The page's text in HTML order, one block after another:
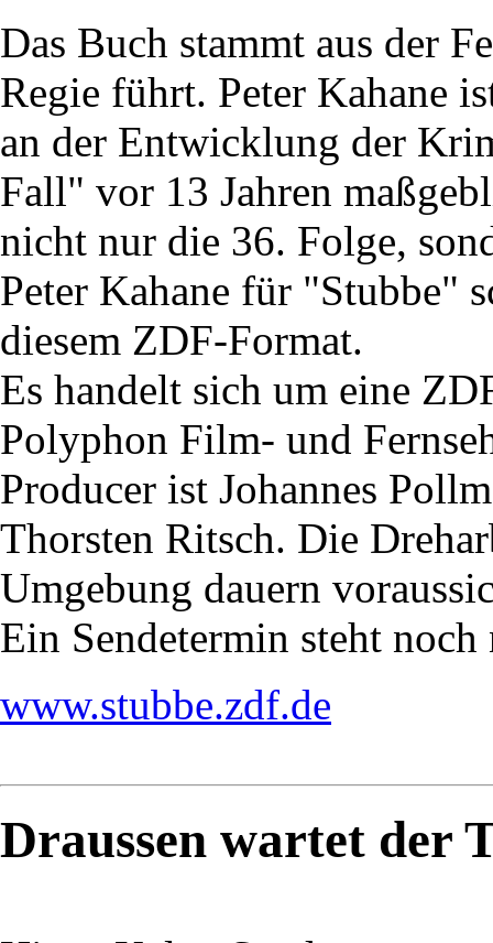
Das Buch stammt aus der
Regie führt. Peter Kahane
an der Entwicklung der
Fall" vor 13 Jahren
nicht nur die 36. Folge,
Peter Kahane für "Stubbe"
diesem ZDF-Format.
Es handelt sich um eine
Polyphon Film- und
Producer ist Johannes
Thorsten Ritsch. Die
Umgebung dauern
Ein Sendetermin steht
www.stubbe.zdf.de
Draussen wartet der